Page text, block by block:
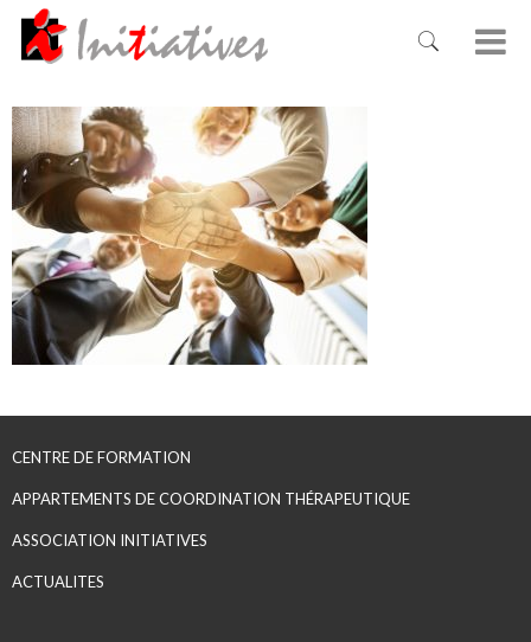
CENTRE DE FORMATION
APPARTEMENTS DE COORDINATION THÉRAPEUTIQUE
ASSOCIATION INITIATIVES
ACTUALITES